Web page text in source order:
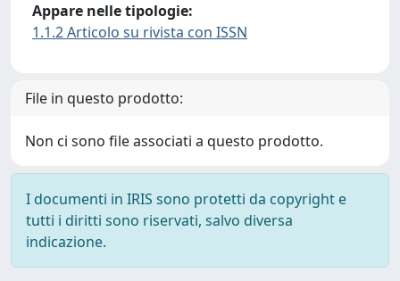
Appare nelle tipologie:
1.1.2 Articolo su rivista con ISSN
File in questo prodotto:
Non ci sono file associati a questo prodotto.
I documenti in IRIS sono protetti da copyright e
tutti i diritti sono riservati, salvo diversa
indicazione.